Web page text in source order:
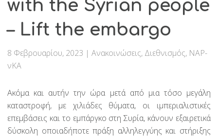
with the Syrian people
– Lift the embargo
8 Φεβρουαρίου, 2023 | Ανακοινώσεις, Διεθνισμός, ΝΑΡ-
νΚΑ
Ακόμα και αυτήν την ώρα μετά από μια τόσο μεγάλη
καταστροφή, με χιλιάδες θύματα, οι ιμπεριαλιστικές
επεμβάσεις και το εμπάργκο στη Συρία, κάνουν εξαιρετικά
δύσκολη οποιαδήποτε πράξη αλληλεγγύης και στήριξης